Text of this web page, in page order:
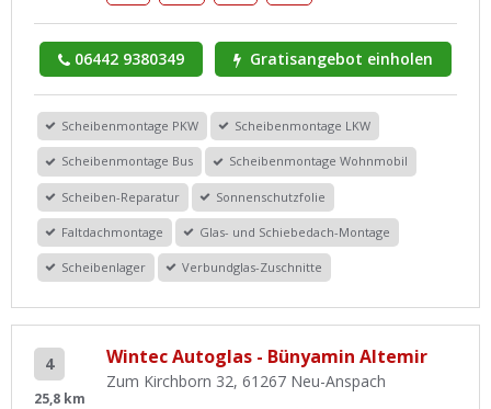
06442 9380349 Gratisangebot einholen
Scheibenmontage PKW Scheibenmontage LKW
Scheibenmontage Bus Scheibenmontage Wohnmobil
Scheiben-Reparatur Sonnenschutzfolie
Faltdachmontage Glas- und Schiebedach-Montage
Scheibenlager Verbundglas-Zuschnitte
4
25,8 km
Wintec Autoglas - Bünyamin Altemir
Zum Kirchborn 32, 61267 Neu-Anspach